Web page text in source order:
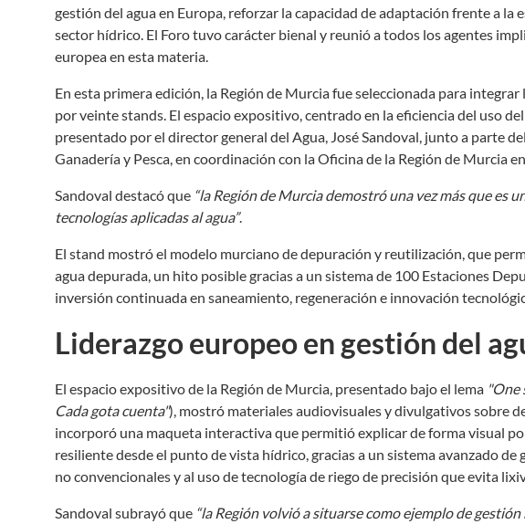
gestión del agua en Europa, reforzar la capacidad de adaptación frente a
sector hídrico. El Foro tuvo carácter bienal y reunió a todos los agentes
europea en esta materia.
En esta primera edición, la Región de Murcia fue seleccionada para
por veinte stands. El espacio expositivo, centrado en la eficiencia del uso
presentado por el director general del Agua, José Sandoval, junto a parte
Ganadería y Pesca, en coordinación con la Oficina de la Región de Murcia
Sandoval destacó que “la Región de Murcia demostró una vez más que es
tecnologías aplicadas al agua”.
El stand mostró el modelo murciano de depuración y reutilización, que
agua depurada, un hito posible gracias a un sistema de 100 Estaciones
inversión continuada en saneamiento, regeneración e innovación
Liderazgo europeo en gestión del
El espacio expositivo de la Región de Murcia, presentado bajo el lema "One
Cada gota cuenta"), mostró materiales audiovisuales y divulgativos sobre
incorporó una maqueta interactiva que permitió explicar de forma visual
resiliente desde el punto de vista hídrico, gracias a un sistema avanzado
no convencionales y al uso de tecnología de riego de precisión que evita
Sandoval subrayó que “la Región volvió a situarse como ejemplo de